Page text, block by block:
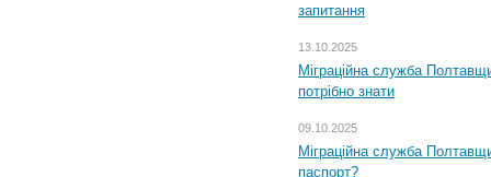
запитання
13.10.2025
Міграційна служба
потрібно знати
09.10.2025
Міграційна служба
паспорт?